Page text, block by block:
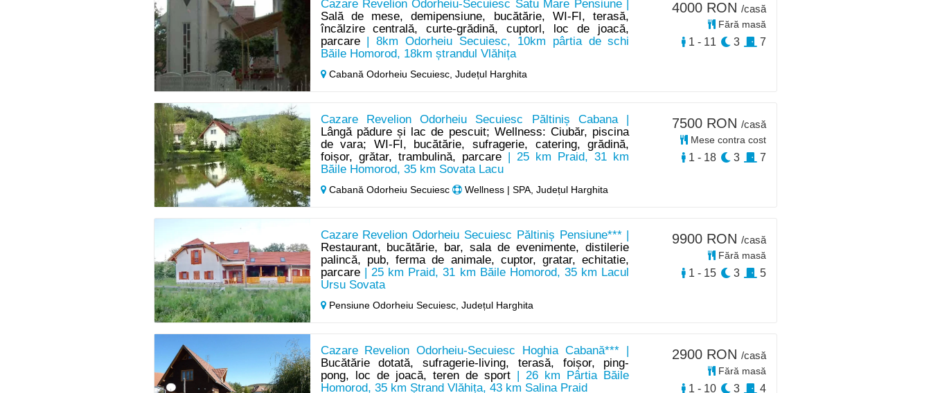
Cazare Revelion Odorheiu-Secuiesc Satu Mare Pensiune |
Sală de mese, demipensiune, bucătărie, WI-FI, terasă,
încălzire centrală, curte-grădină, cuptorl, loc de joacă,
parcare| 8km Odorheiu Secuiesc, 10km pârtia de schi
Băile Homorod, 18km ștrandul Vlăhița
Cabană Odorheiu Secuiesc, Județul Harghita
4000 RON /casă
Fără masă
1 - 11 3 7
Cazare Revelion Odorheiu Secuiesc Păltiniș Cabana |
Lângă pădure și lac de pescuit; Wellness: Ciubăr, piscina
de vara; WI-FI, bucătărie, sufragerie, catering, grădină,
foișor, grătar, trambulină, parcare| 25 km Praid, 31 km
Băile Homorod, 35 km Sovata Lacu
Cabană Odorheiu Secuiesc Wellness | SPA, Județul Harghita
7500 RON /casă
Mese contra cost
1 - 18 3 7
Cazare Revelion Odorheiu Secuiesc Păltiniș Pensiune*** |
Restaurant, bucătărie, bar, sala de evenimente, distilerie
palincă, pub, ferma de animale, cuptor, gratar, echitatie,
parcare| 25 km Praid, 31 km Băile Homorod, 35 km Lacul
Ursu Sovata
Pensiune Odorheiu Secuiesc, Județul Harghita
9900 RON /casă
Fără masă
1 - 15 3 5
Cazare Revelion Odorheiu-Secuiesc Hoghia Cabană*** |
Bucătărie dotată, sufragerie-living, terasă, foișor, ping-
pong, loc de joacă, teren de sport | 26 km Pârtia Băile
Homorod, 35 km Ștrand Vlăhița, 43 km Salina Praid
2900 RON /casă
Fără masă
1 - 10 3 4